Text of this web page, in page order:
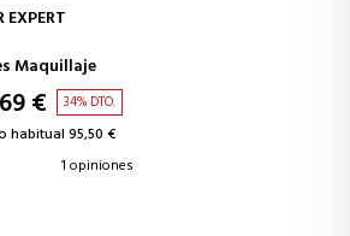
AÑADIR A LA CESTA
EXPERT
Maquillaje
€ 34% DTO.
habitual 95,50 €
1 opiniones